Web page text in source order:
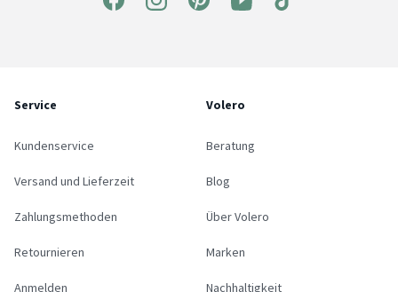
Service
Kundenservice
Versand und Lieferzeit
Zahlungsmethoden
Retournieren
Anmelden
Volero
Beratung
Blog
Über Volero
Marken
Nachhaltigkeit